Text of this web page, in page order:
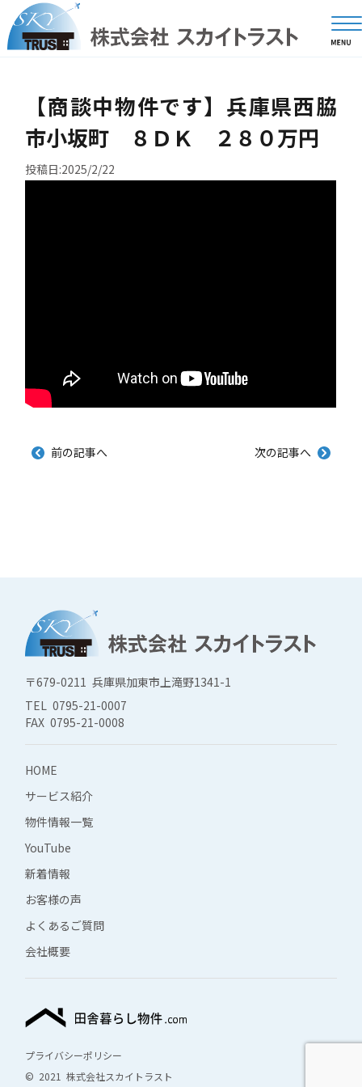
【商談中物件です】兵庫県西脇
市小坂町 ８ＤＫ ２８０万円
投稿日:2025/2/22
前の記事へ 次の記事へ
〒679-0211 兵庫県加東市上滝野1341-1
TEL 0795-21-0007
FAX 0795-21-0008
HOME
サービス紹介
物件情報一覧
YouTube
新着情報
お客様の声
よくあるご質問
会社概要
© 2021 株式会社スカイトラスト
プライバシーポリシー